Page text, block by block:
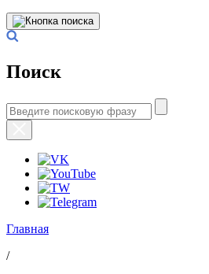
Поиск
Главная
/